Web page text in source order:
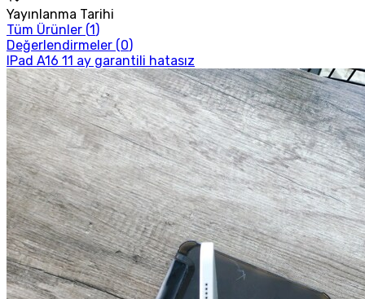
Yayınlanma Tarihi
Tüm Ürünler (1)
Değerlendirmeler (0)
IPad A16 11 ay garantili hatasız